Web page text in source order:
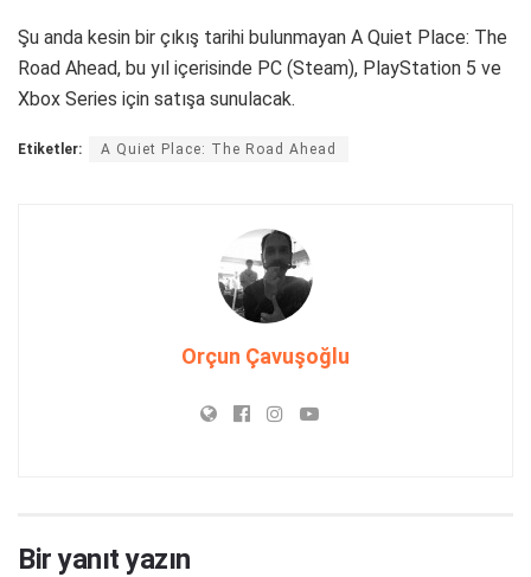
Şu anda kesin bir çıkış tarihi bulunmayan A Quiet Place: The
Road Ahead, bu yıl içerisinde PC (Steam), PlayStation 5 ve
Xbox Series için satışa sunulacak.
Etiketler: A Quiet Place: The Road Ahead
Orçun Çavuşoğlu
Bir yanıt yazın